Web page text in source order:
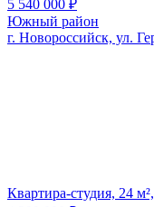
5 540 000 ₽
Южный район
г. Новороссийск, ул.
Квартира-студия, 24